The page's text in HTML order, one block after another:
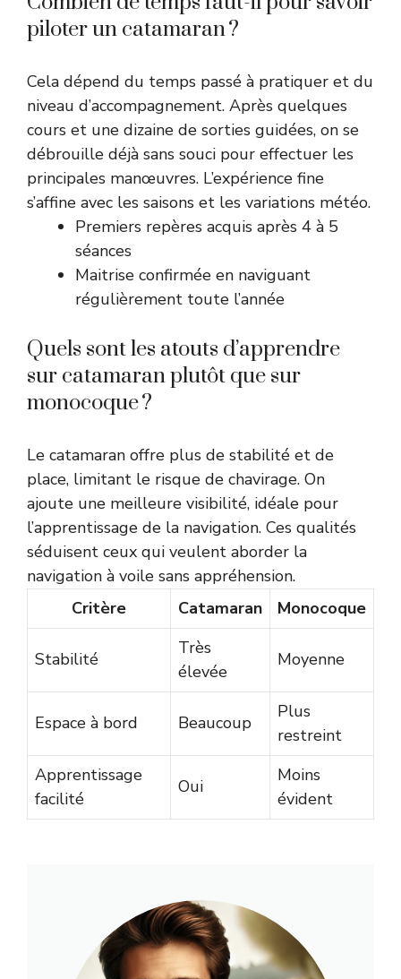
piloter un catamaran ?
Cela dépend du temps passé à pratiquer et du
niveau d’accompagnement. Après quelques
cours et une dizaine de sorties guidées, on se
débrouille déjà sans souci pour effectuer les
principales manœuvres. L’expérience fine
s’affine avec les saisons et les variations météo.
Premiers repères acquis après 4 à 5
séances
Maitrise confirmée en naviguant
régulièrement toute l’année
Quels sont les atouts d’apprendre
sur catamaran plutôt que sur
monocoque ?
Le catamaran offre plus de stabilité et de
place, limitant le risque de chavirage. On
ajoute une meilleure visibilité, idéale pour
l’apprentissage de la navigation. Ces qualités
séduisent ceux qui veulent aborder la
navigation à voile sans appréhension.
Critère
Catamaran Monocoque
Stabilité
Très
élevée
Moyenne
Espace à bord Beaucoup
Plus
restreint
Apprentissage
facilité
Oui
Moins
évident